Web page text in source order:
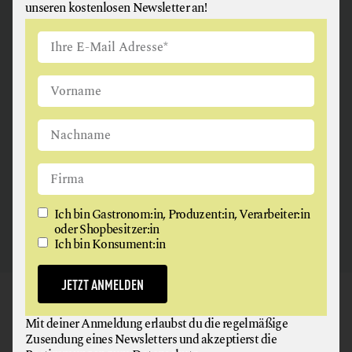
ANGUS & ARTHUR
FLEISCH + FLEISCHERZEUGNISSE
2326 Maria Lanzendorf
GAUMEN HOCH
NEWSLETTER
unseren kostenlosen Newsletter an!
Ich bin Gastronom:in, Produzent:in, Verarbeiter:in
oder Shopbesitzer:in
Ich bin Konsument:in
JETZT ANMELDEN
Mit deiner Anmeldung erlaubst du die regelmäßige
Zusendung eines Newsletters und akzeptierst die